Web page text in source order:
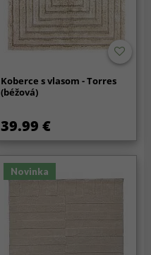
Koberce s vlasom - Torres
(béžová)
39.99 €
Novinka